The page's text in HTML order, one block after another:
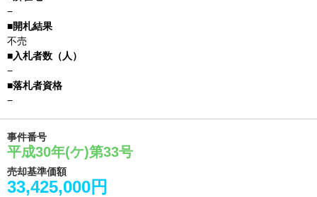
−
不売
−
−
事件番号
平成30年(ケ)第33号
売却基準価額
33,425,000円